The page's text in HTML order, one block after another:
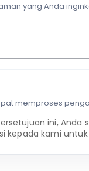
yang Anda
memproses
ini, Anda
kepada kami